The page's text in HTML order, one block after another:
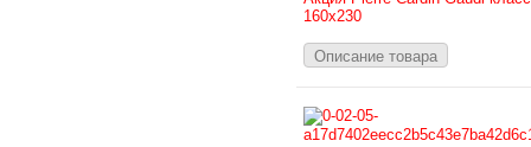
160х230
Описание товара